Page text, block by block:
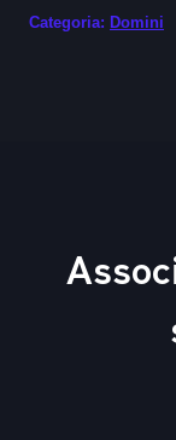
Categoria: Domini